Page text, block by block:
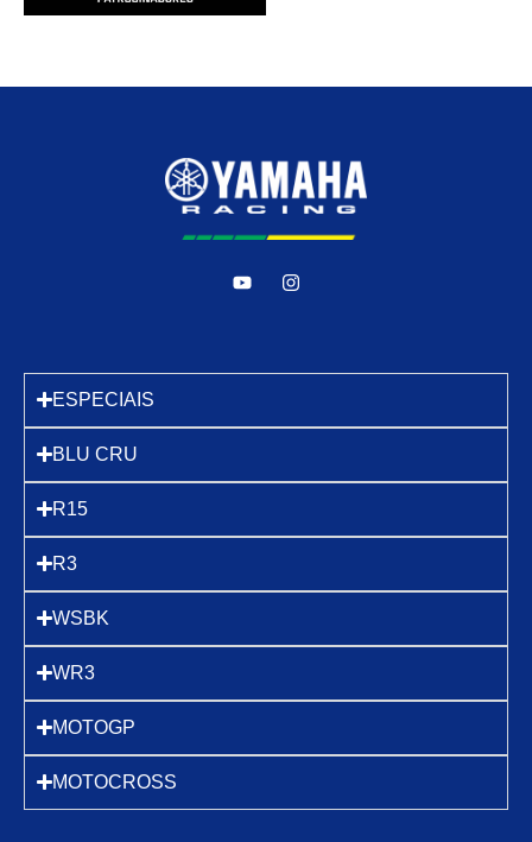
ESPECIAIS
BLU CRU
R15
R3
WSBK
WR3
MOTOGP
MOTOCROSS